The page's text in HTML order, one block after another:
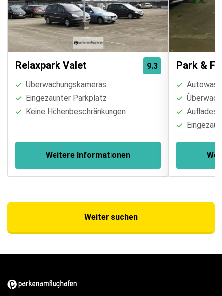
9.3
Relaxpark Valet
Überwachungskameras
Eingezäunter Parkplatz
Keine Höhenbeschränkungen
Weitere Informationen
Park &
Weiter suchen